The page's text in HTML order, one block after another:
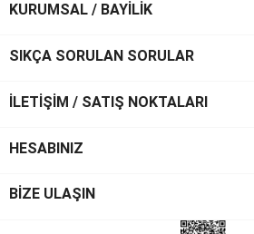
KURUMSAL / BAYİLİK
SIKÇA SORULAN SORULAR
İLETİŞİM / SATIŞ NOKTALARI
HESABINIZ
BİZE ULAŞIN